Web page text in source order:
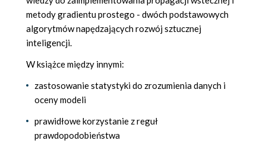
metody gradientu prostego - dwóch podstawowych
algorytmów napędzających rozwój sztucznej
inteligencji.
W książce między innymi:
zastosowanie statystyki do zrozumienia danych i
oceny modeli
prawidłowe korzystanie z reguł
prawdopodobieństwa